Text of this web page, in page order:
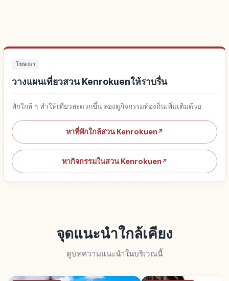
โฆษณา
วางแผนเที่ยวสวน Kenrokuenให้ราบรื่น
พักใกล้ ๆ ทำให้เที่ยวสะดวกขึ้น ลองดูกิจกรรมท้องถิ่นเพิ่มเติมด้วย
หาที่พักใกล้สวน Kenrokuen↗
หากิจกรรมในสวน Kenrokuen↗
จุดแนะนำใกล้เคียง
ดูบทความแนะนำในบริเวณนี้